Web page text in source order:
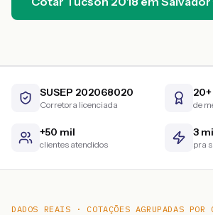
SUSEP 202068020
Corretora licenciada de
+50 mil
clientes atendidos
3
pra
DADOS REAIS · COTAÇÕES AGRUPADAS POR